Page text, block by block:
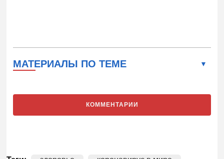
МАТЕРИАЛЫ ПО ТЕМЕ
КОММЕНТАРИИ